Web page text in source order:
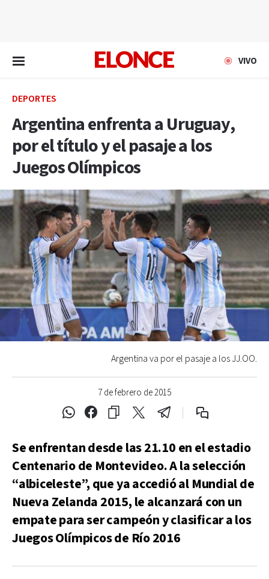
VIVO
DEPORTES
Argentina enfrenta a Uruguay,
por el título y el pasaje a los
Juegos Olímpicos
7 de febrero de 2015
Argentina va por el pasaje a los JJ.OO.
Se enfrentan desde las 21.10 en el estadio
Centenario de Montevideo. A la selección
“albiceleste”, que ya accedió al Mundial de
Nueva Zelanda 2015, le alcanzará con un
empate para ser campeón y clasificar a los
Juegos Olímpicos de Río 2016